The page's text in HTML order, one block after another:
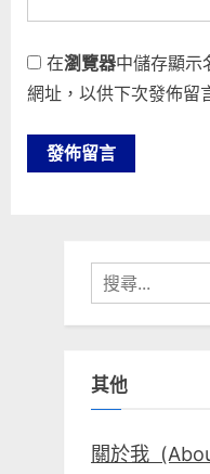
在瀏覽器中儲存顯示
網址，以供下次發佈留
搜
尋
關
字:
其他
關於我